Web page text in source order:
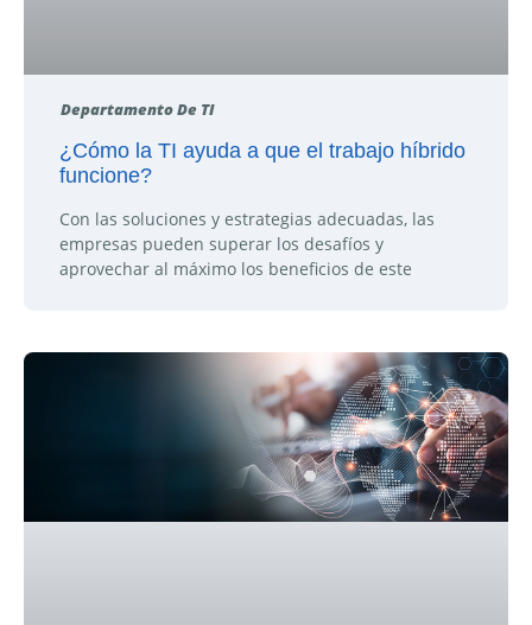
Departamento De TI
¿Cómo la TI ayuda a que el trabajo híbrido
funcione?
Con las soluciones y estrategias adecuadas, las
empresas pueden superar los desafíos y
aprovechar al máximo los beneficios de este